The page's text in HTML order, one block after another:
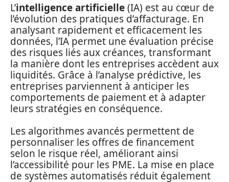
L’intelligence artificielle(IA) est au cœur de
l’évolution des pratiques d’affacturage. En
analysant rapidement et efficacement les
données, l’IA permet une évaluation précise
des risques liés aux créances, transformant
la manière dont les entreprises accèdent aux
liquidités. Grâce à l’analyse prédictive, les
entreprises parviennent à anticiper les
comportements de paiement et à adapter
leurs stratégies en conséquence.
Les algorithmes avancés permettent de
personnaliser les offres de financement
selon le risque réel, améliorant ainsi
l’accessibilité pour les PME. La mise en place
de systèmes automatisés réduit également